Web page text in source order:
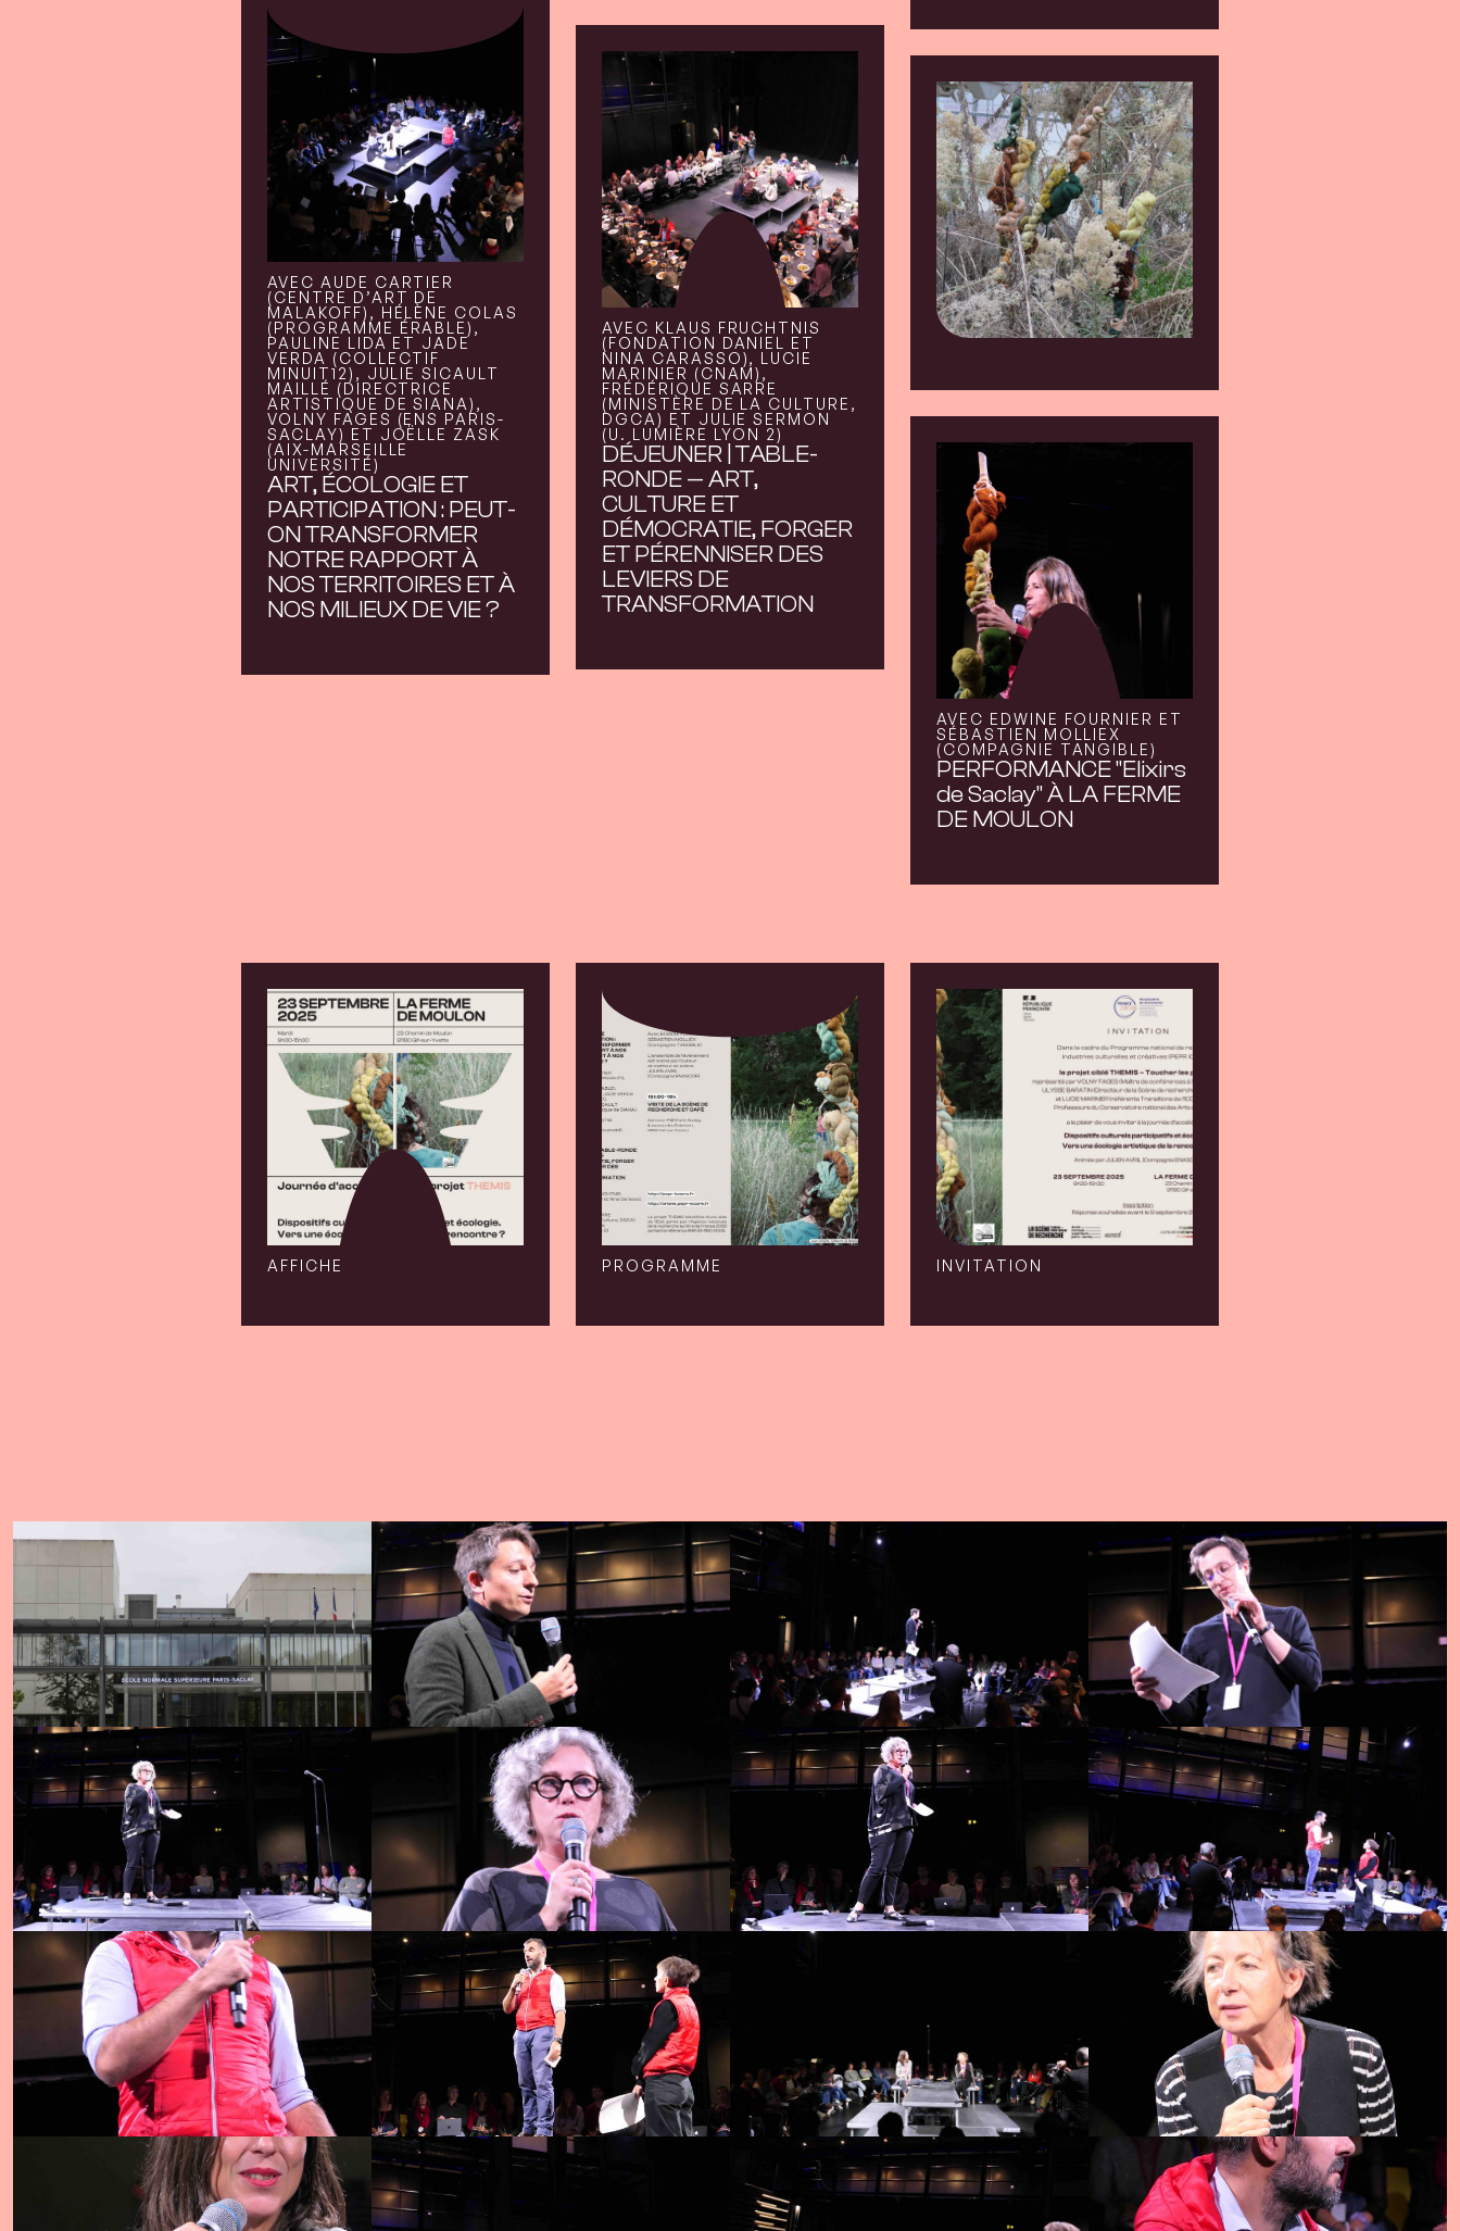
AVEC AUDE CARTIER
(CENTRE D’ART DE
MALAKOFF), HÉLÈNE COLAS
(PROGRAMME ÉRABLE),
PAULINE LIDA ET JADE
VERDA (COLLECTIF
MINUIT12), JULIE SICAULT
MAILLÉ (DIRECTRICE
ARTISTIQUE DE SIANA),
VOLNY FAGES (ENS PARIS-
SACLAY) ET JOËLLE ZASK
(AIX-MARSEILLE
UNIVERSITÉ)
ART, ÉCOLOGIE ET
PARTICIPATION : PEUT-
ON TRANSFORMER
NOTRE RAPPORT À
NOS TERRITOIRES ET À
NOS MILIEUX DE VIE ?
AVEC KLAUS FRUCHTNIS
(FONDATION DANIEL ET
NINA CARASSO), LUCIE
MARINIER (CNAM),
FRÉDÉRIQUE SARRE
(MINISTÈRE DE LA CULTURE,
DGCA) ET JULIE SERMON
(U. LUMIÈRE LYON 2)
DÉJEUNER | TABLE-
RONDE — ART,
CULTURE ET
DÉMOCRATIE, FORGER
ET PÉRENNISER DES
LEVIERS DE
TRANSFORMATION
AVEC EDWINE FOURNIER ET
SÉBASTIEN MOLLIEX
(COMPAGNIE TANGIBLE)
PERFORMANCE "Elixirs
de Saclay" À LA FERME
DE MOULON
AFFICHE PROGRAMME INVITATION